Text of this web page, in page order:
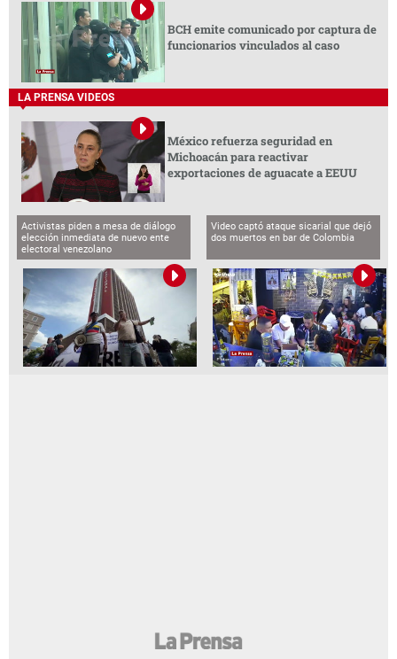
BCH emite comunicado por captura de
funcionarios vinculados al caso
LA PRENSA VIDEOS
México refuerza seguridad en
Michoacán para reactivar
exportaciones de aguacate a EEUU
Activistas piden a mesa de diálogo
elección inmediata de nuevo ente
electoral venezolano
Video captó ataque sicarial que dejó
dos muertos en bar de Colombia